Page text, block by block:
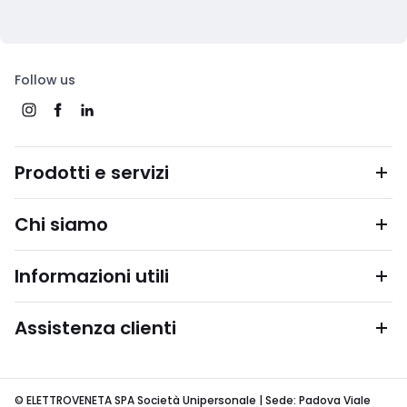
Follow us
Prodotti e servizi
Chi siamo
Informazioni utili
Assistenza clienti
© ELETTROVENETA SPA Società Unipersonale | Sede: Padova Viale